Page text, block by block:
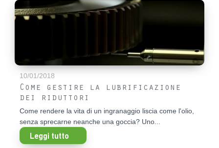
10/01/2018
Come gestire la lubrificazione
dei riduttori
Come rendere la vita di un ingranaggio liscia come l'olio,
senza sprecarne neanche una goccia? Uno...
Leggi tutto